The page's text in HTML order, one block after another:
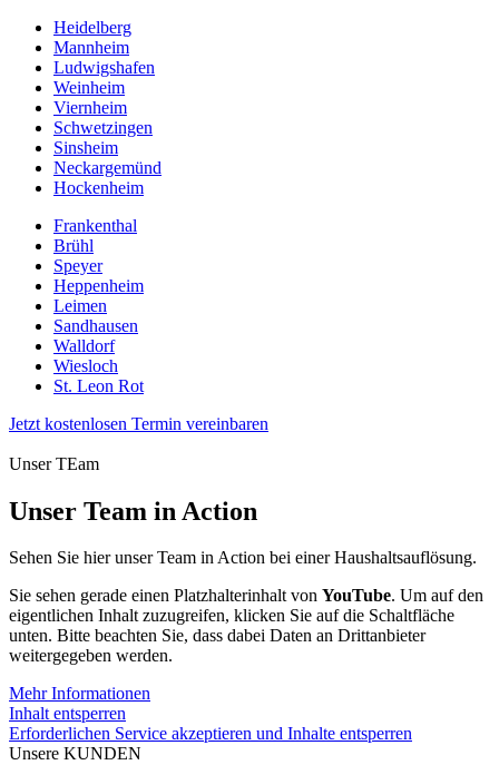
Heidelberg
Mannheim
Ludwigshafen
Weinheim
Viernheim
Schwetzingen
Sinsheim
Neckargemünd
Hockenheim
Frankenthal
Brühl
Speyer
Heppenheim
Leimen
Sandhausen
Walldorf
Wiesloch
St. Leon Rot
Jetzt kostenlosen Termin vereinbaren
Unser TEam
Unser Team in Action
Sehen Sie hier unser Team in Action bei einer Haushaltsauflösung.
Sie sehen gerade einen Platzhalterinhalt von YouTube. Um auf den
eigentlichen Inhalt zuzugreifen, klicken Sie auf die Schaltfläche
unten. Bitte beachten Sie, dass dabei Daten an Drittanbieter
weitergegeben werden.
Mehr Informationen
Inhalt entsperren
Erforderlichen Service akzeptieren und Inhalte entsperren
Unsere KUNDEN